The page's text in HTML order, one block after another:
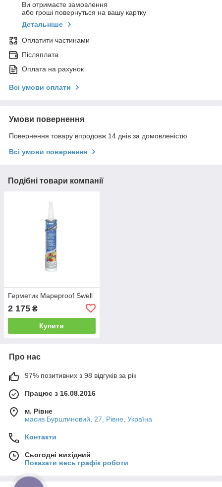
Ви отримаєте замовлення
або гроші повернуться на вашу картку
Детальніше
Оплатити частинами
Післяплата
Оплата на рахунок
Всі умови оплати
Умови повернення
Повернення товару впродовж 14 днів за домовленістю
Всі умови повернення
Подібні товари компанії
Герметик Mapeproof Swell
2 175 ₴
Купити
Про нас
97% позитивних з 98 відгуків за рік
Працює з 16.08.2016
м. Рівне
масив Бурштиновий, 27, Рівне, Україна
Контакти
Сьогодні вихідний
Показати весь графік роботи